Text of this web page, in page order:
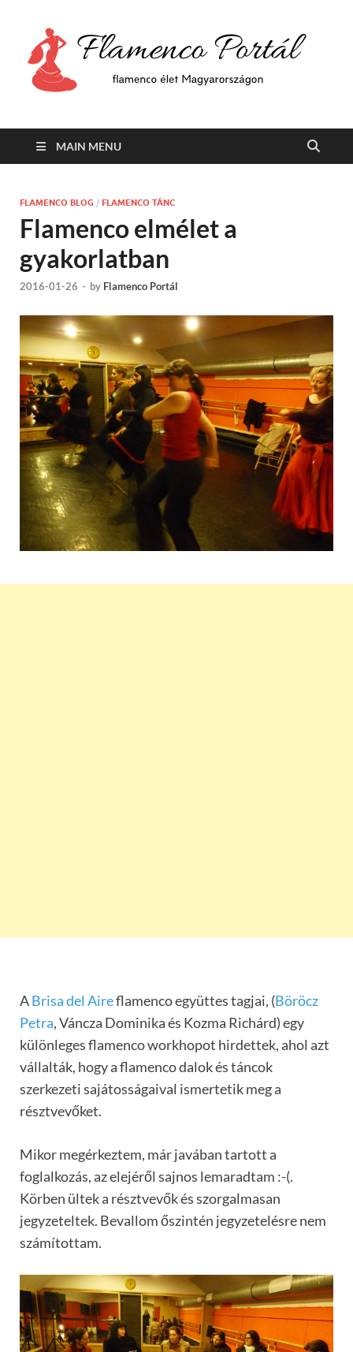
MAIN MENU
FLAMENCO BLOG / FLAMENCO TÁNC
Flamenco elmélet a
gyakorlatban
2016-01-26 - by Flamenco Portál
ABrisa del Aireflamenco együttes tagjai, (Böröcz
Petra, Váncza Dominika és Kozma Richárd) egy
különleges flamenco workhopot hirdettek, ahol azt
vállalták, hogy a flamenco dalok és táncok
szerkezeti sajátosságaival ismertetik meg a
résztvevőket.
Mikor megérkeztem, már javában tartott a
foglalkozás, az elejéről sajnos lemaradtam :-(.
Körben ültek a résztvevők és szorgalmasan
jegyzeteltek. Bevallom őszintén jegyzetelésre nem
számítottam.